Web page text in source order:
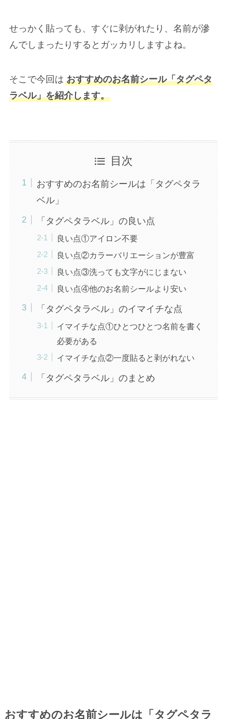
せっかく貼っても、すぐに剥がれたり、名前が滲
んでしまったりするとガッカリしますよね。
そこで今回は おすすめのお名前シール「タグペタ
ラベル」を紹介します。
目次
おすすめのお名前シールは「タグペタラ
ベル」
「タグペタラベル」の良い点
良い点①アイロン不要
良い点②カラーバリエーションが豊富
良い点③洗っても文字がにじまない
良い点④他のお名前シールより安い
「タグペタラベル」のイマイチな点
イマイチな点①ひとつひとつ名前を書く
必要がある
イマイチな点②一度貼ると剥がれない
「タグペタラベル」のまとめ
おすすめのお名前シールは「タグペタラ